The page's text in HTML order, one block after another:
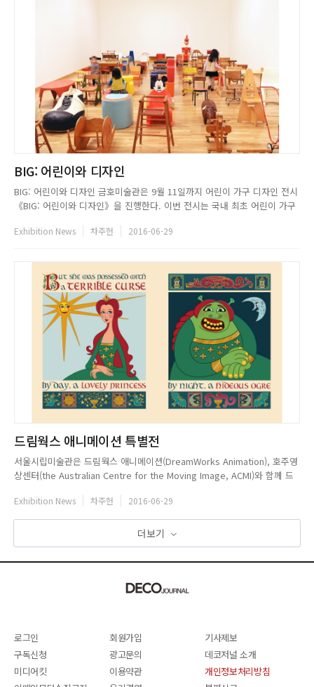
BIG: 어린이와 디자인
BIG: 어린이와 디자인 금호미술관은 9월 11일까지 어린이 가구 디자인 전시
《BIG: 어린이와 디자인》을 진행한다. 이번 전시는 국내 최초 어린이 가구
프루베(Jean Prouve), 레나테 뮐러(Renate Muller)와 같은 세계적인 디자
Exhibition News 차주헌 2016-06-29
드림웍스 애니메이션 특별전
서울시립미술관은 드림웍스 애니메이션(DreamWorks Animation), 호주영
상센터(the Australian Centre for the Moving Image, ACMI)와 함께 드
2016년도 전시 하이라이트인 세마9경 중 세 번째로 세대와 연령을 초월하여
온 가족이 함께 즐길...
Exhibition News 차주헌 2016-06-29
더보기
로그인 회원가입
기사제보
구독신청
광고문의
데코저널 소개
미디어킷
이용약관
개인정보처리방침